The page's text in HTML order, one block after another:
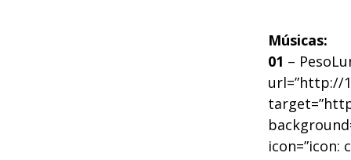
Músicas:
01 –
url=”http://
icon=”icon: